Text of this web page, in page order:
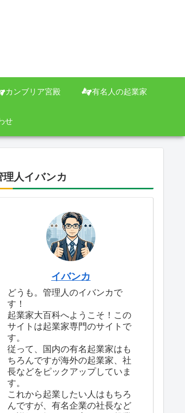
カンブリア宮殿 有名人の起業家
せ
理人イバンカ
イバンカ
どうも。管理人のイバンカで
す！
起業家大百科へようこそ！この
サイトは起業家専門のサイトで
す。
従って、国内の有名起業家はも
ちろんですが海外の起業家、社
長などをピックアップしていま
す。
これから起業したい人はもちろ
んですが、有名企業の社長など